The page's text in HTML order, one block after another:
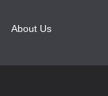
About Us